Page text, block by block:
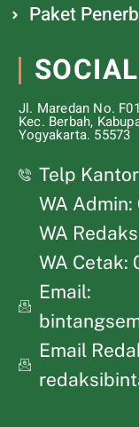
Paket
Jl. Maredan No.
Kec. Berbah,
Yogyakarta. 55573
Telp
WA
WA
WA Cetak:
Email:
Email